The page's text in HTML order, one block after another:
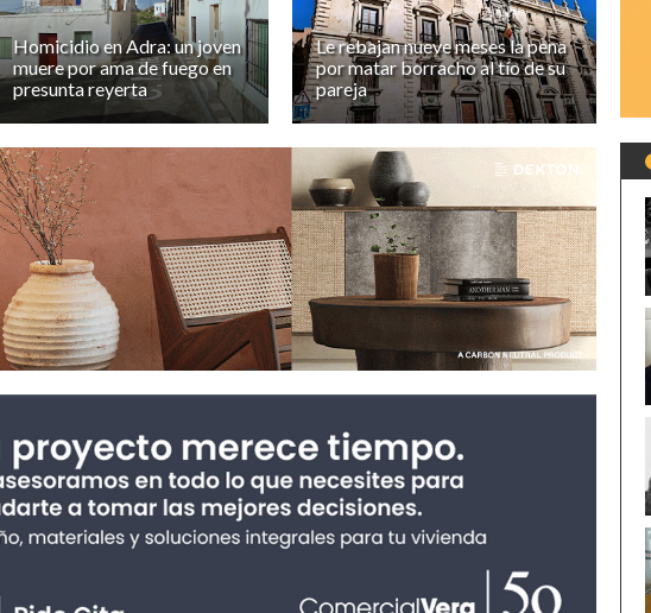
Homicidio en Adra: un joven
muere por ama de fuego en
presunta reyerta
Le rebajan nueve meses la pena
por matar borracho al tío de su
pareja